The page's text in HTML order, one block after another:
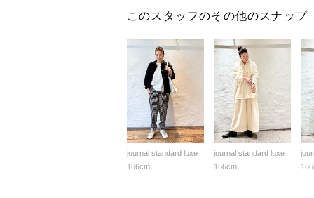
このスタッフのその他のスナップ
journal standard luxe
166cm
journal standard luxe
166cm